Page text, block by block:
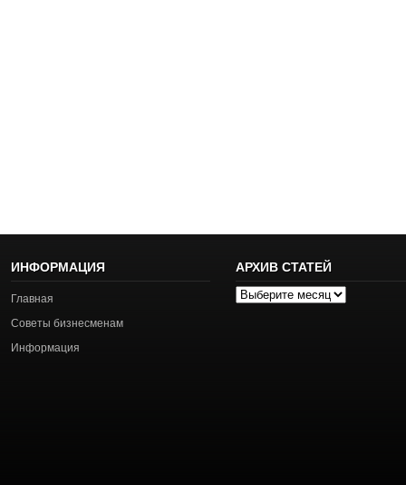
ИНФОРМАЦИЯ
Главная
Советы бизнесменам
Информация
АРХИВ СТАТЕЙ
Архив